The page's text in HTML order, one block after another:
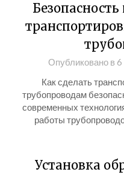
Опубликовано в 6
Как сделать
трубопроводам
современных
работы
Установка